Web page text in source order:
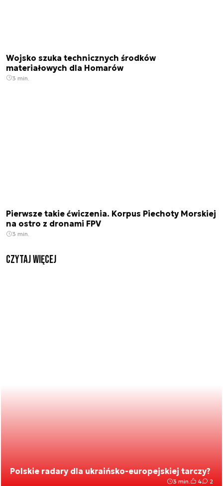
Wojsko szuka technicznych środków
materiałowych dla Homarów
3 min.
Pierwsze takie ćwiczenia. Korpus Piechoty Morskiej
na ostro z dronami FPV
3 min.
czytaj więcej
Polskie radary dla ukraińsko-europejskiej tarczy?
3 min. 4 2